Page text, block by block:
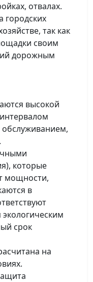
отвалах.
городских
так как
своим
дорожным
высокой
которые
мощности,
в
срок
на